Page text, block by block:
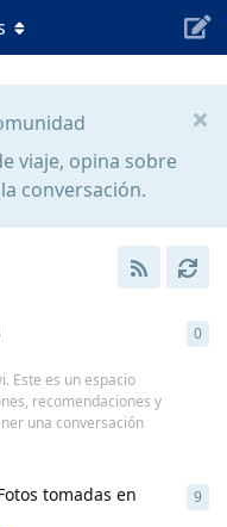
viaje, opina sobre
conversación.
Este es un espacio
recomendaciones y
una conversación
0
tomadas en
9